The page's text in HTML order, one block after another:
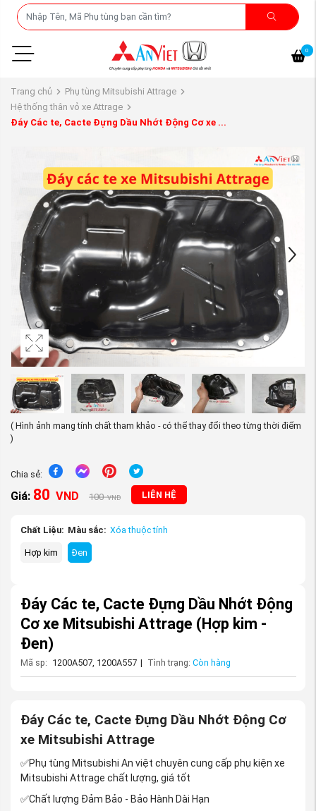
0
Trang chủ
Phụ tùng Mitsubishi Attrage
Hệ thống thân vỏ xe Attrage
Đáy Các te, Cacte Đựng Dầu Nhớt Động Cơ xe ...
( Hình ảnh mang tính chất tham khảo - có thể thay đổi theo từng thời điểm
)
Chia sẻ:
Giá: 80 VND 100 VND LIÊN HỆ
Chất Liệu:
Hợp kim
Màu sắc:
Đen
Xóa thuộc tính
Đáy Các te, Cacte Đựng Dầu Nhớt Động
Cơ xe Mitsubishi Attrage (Hợp kim -
Đen)
Mã sp: 1200A507, 1200A557 | Tình trạng: Còn hàng
Đáy Các te, Cacte Đựng Dầu Nhớt Động Cơ
xe Mitsubishi Attrage
✅Phụ tùng Mitsubishi An việt chuyên cung cấp phụ kiện xe
Mitsubishi Attrage chất lượng, giá tốt
✅Chất lượng Đảm Bảo - Bảo Hành Dài Hạn